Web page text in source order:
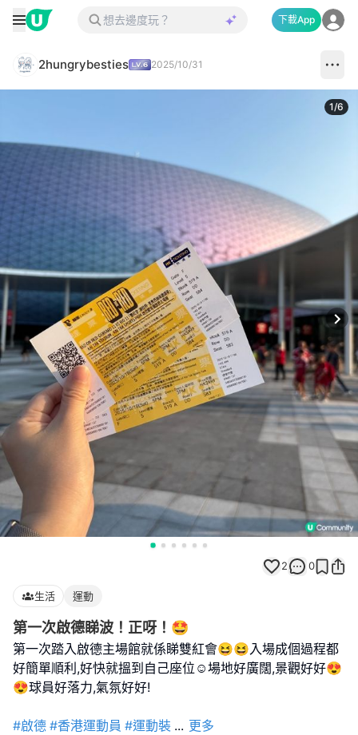
下載App
2hungrybesties 2025/10/31
1/6
2 0
生活 運動
第一次啟德睇波！正呀！🤩
第一次踏入啟德主場館就係睇雙紅會😆😆入場成個過程都
好簡單順利,好快就搵到自己座位☺️場地好廣闊,景觀好好😍
😍球員好落力,氣氛好好!
#啟德 #香港運動員 #運動裝 ... 更多